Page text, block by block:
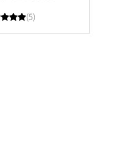
에 진빼지 않고
지 덕분에 편안하게
(5)